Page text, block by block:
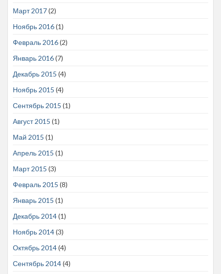
Март 2017(2)
Ноябрь 2016(1)
Февраль 2016(2)
Январь 2016(7)
Декабрь 2015 (4)
Ноябрь 2015 (4)
Сентябрь 2015 (1)
Август 2015 (1)
Май 2015 (1)
Апрель 2015 (1)
Март 2015 (3)
Февраль 2015 (8)
Январь 2015 (1)
Декабрь 2014(1)
Ноябрь 2014(3)
Октябрь 2014(4)
Сентябрь 2014(4)